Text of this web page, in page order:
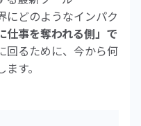
にどのようなインパク
仕事を奪われる側」で
回るために、今から何
す。